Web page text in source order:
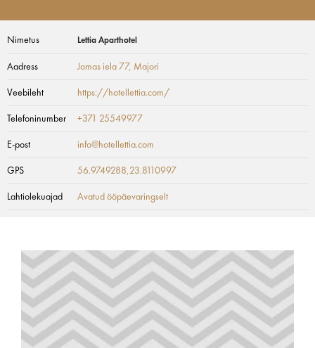
Nimetus Lettia Aparthotel
Aadress Jomas iela 77, Majori
Veebileht https://hotellettia.com/
Telefoninumber +371 25549977
E-post info@hotellettia.com
GPS 56.9749288,23.8110997
Lahtiolekuajad Avatud ööpäevaringselt